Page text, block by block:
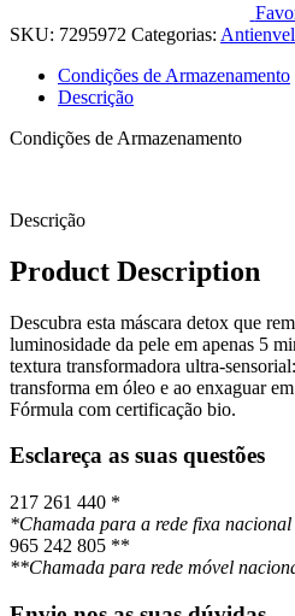
Impulsionadora
Luminosidade
SKU: 7295972 Categorias:
Condições de Armazenamento
Descrição
Condições de Armazenamento
Descrição
Product Description
Descubra esta máscara detox que
luminosidade da pele em apenas 5
textura transformadora ultra-
transforma em óleo e ao enxaguar
Fórmula com certificação bio.
Esclareça as suas questões
217 261 440 *
*Chamada para a rede fixa nacional
965 242 805 **
**Chamada para rede móvel